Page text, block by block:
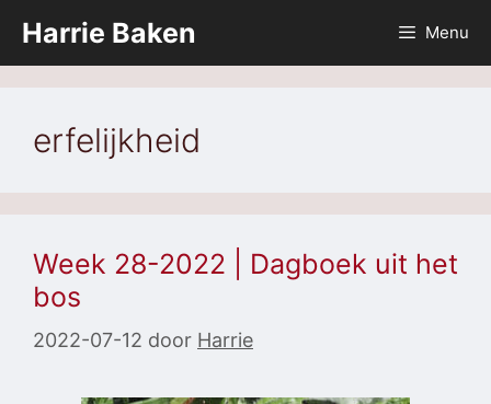
naar
de
Harrie Baken Menu
erfelijkheid
Week 28-2022 | Dagboek uit het
bos
2022-07-12 door Harrie